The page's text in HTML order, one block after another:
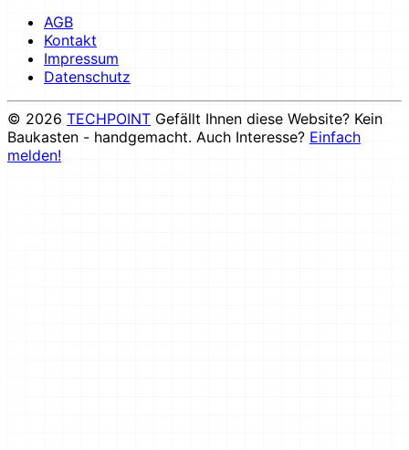
AGB
Kontakt
Impressum
Datenschutz
© 2026 TECHPOINT Gefällt Ihnen diese Website? Kein
Baukasten - handgemacht. Auch Interesse? Einfach
melden!